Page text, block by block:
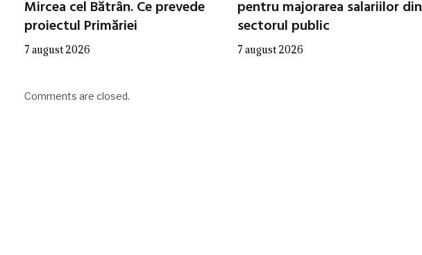
Mircea cel Bătrân. Ce prevede
proiectul Primăriei
7 august 2026
pentru majorarea salariilor din
sectorul public
7 august 2026
Comments are closed.